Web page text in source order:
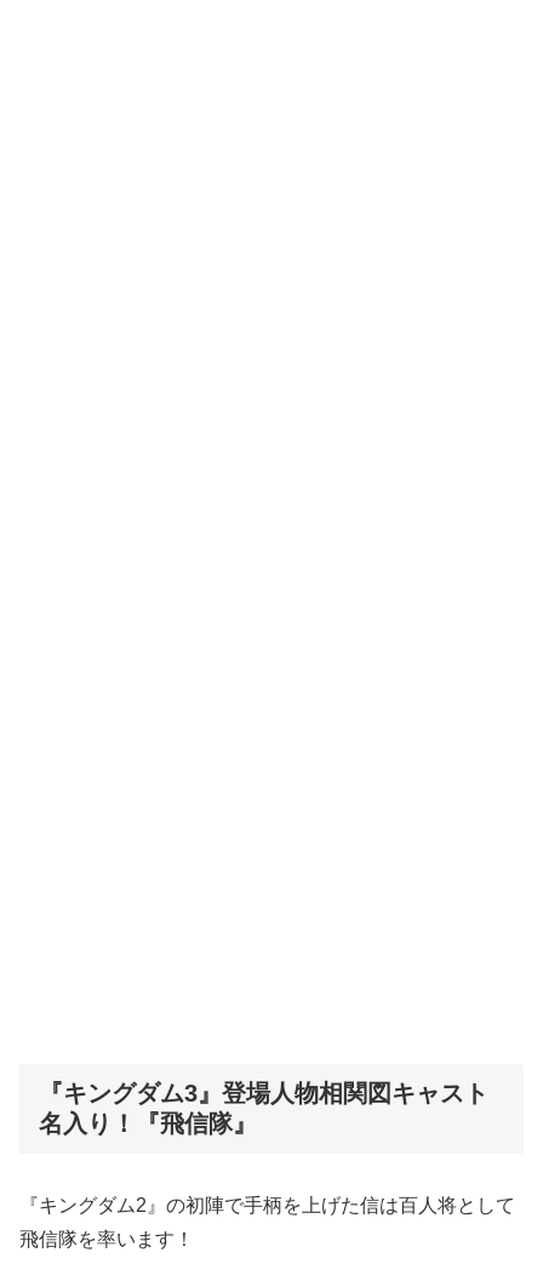
『キングダム3』登場人物相関図キャスト
名入り！『飛信隊』
『キングダム2』の初陣で手柄を上げた信は百人将として
飛信隊を率います！